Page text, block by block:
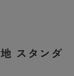
スタンダ